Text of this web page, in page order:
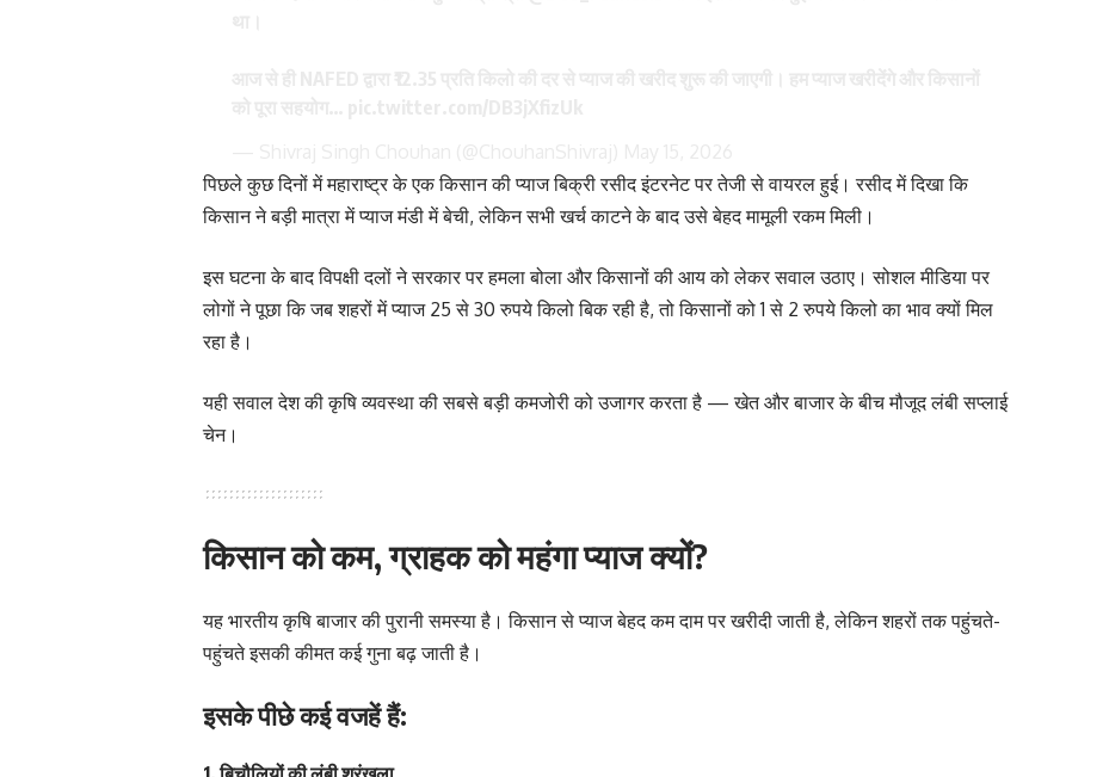
पिछले कुछ दिनों में महाराष्ट्र के एक किसान की प्याज बिक्री रसीद इंटरनेट पर तेजी से वायरल हुई। रसीद में दिखा कि
किसान ने बड़ी मात्रा में प्याज मंडी में बेची, लेकिन सभी खर्च काटने के बाद उसे बेहद मामूली रकम मिली।
इस घटना के बाद विपक्षी दलों ने सरकार पर हमला बोला और किसानों की आय को लेकर सवाल उठाए। सोशल मीडिया पर
लोगों ने पूछा कि जब शहरों में प्याज 25 से 30 रुपये किलो बिक रही है, तो किसानों को 1 से 2 रुपये किलो का भाव क्यों मिल
रहा है।
यही सवाल देश की कृषि व्यवस्था की सबसे बड़ी कमजोरी को उजागर करता है — खेत और बाजार के बीच मौजूद लंबी सप्लाई
चेन।
किसान को कम, ग्राहक को महंगा प्याज क्यों?
यह भारतीय कृषि बाजार की पुरानी समस्या है। किसान से प्याज बेहद कम दाम पर खरीदी जाती है, लेकिन शहरों तक पहुंचते-
पहुंचते इसकी कीमत कई गुना बढ़ जाती है।
इसके पीछे कई वजहें हैं: